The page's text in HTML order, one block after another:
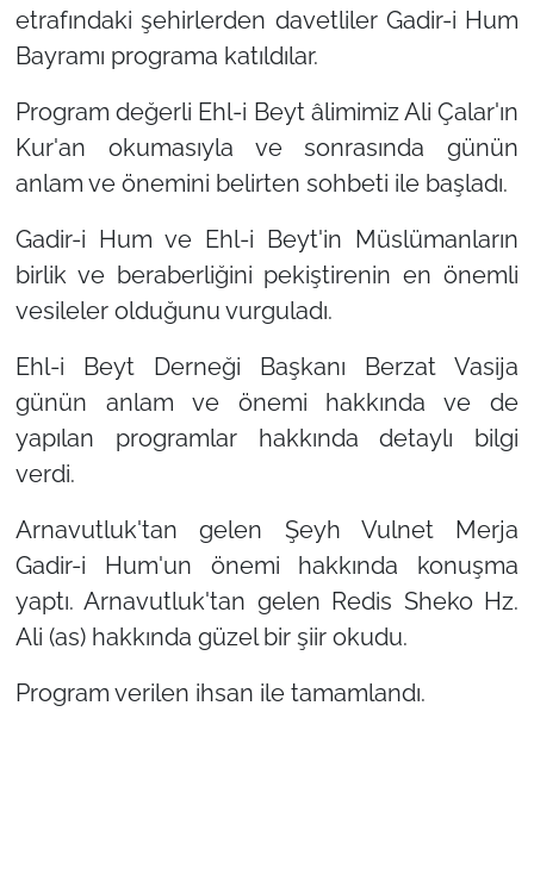
etrafındaki şehirlerden davetliler Gadir-i Hum
Bayramı programa katıldılar.
Program değerli Ehl-i Beyt âlimimiz Ali Çalar'ın
Kur'an okumasıyla ve sonrasında günün
anlam ve önemini belirten sohbeti ile başladı.
Gadir-i Hum ve Ehl-i Beyt'in Müslümanların
birlik ve beraberliğini pekiştirenin en önemli
vesileler olduğunu vurguladı.
Ehl-i Beyt Derneği Başkanı Berzat Vasija
günün anlam ve önemi hakkında ve de
yapılan programlar hakkında detaylı bilgi
verdi.
Arnavutluk'tan gelen Şeyh Vulnet Merja
Gadir-i Hum'un önemi hakkında konuşma
yaptı. Arnavutluk'tan gelen Redis Sheko Hz.
Ali (as) hakkında güzel bir şiir okudu.
Program verilen ihsan ile tamamlandı.